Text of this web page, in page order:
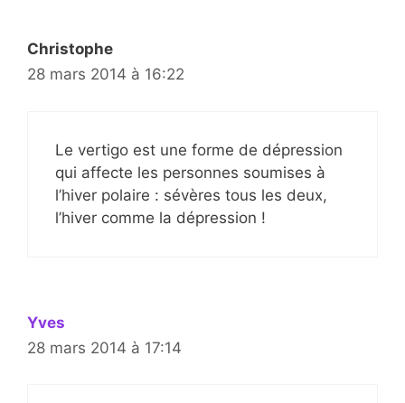
Christophe
28 mars 2014 à 16:22
Le vertigo est une forme de dépression
qui affecte les personnes soumises à
l’hiver polaire : sévères tous les deux,
l’hiver comme la dépression !
Yves
28 mars 2014 à 17:14